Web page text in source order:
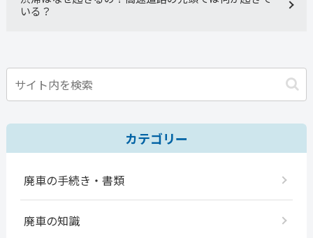
いる？
カテゴリー
廃車の手続き・書類
廃車の知識